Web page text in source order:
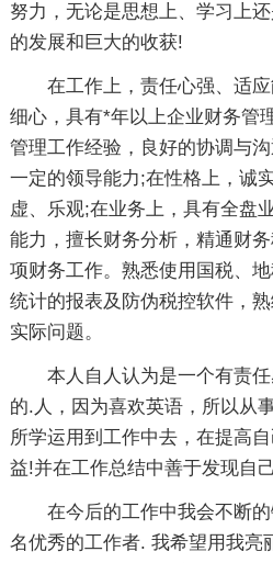
努力，无论是思想上、学习上
的发展和巨大的收获!
在工作上，责任心强、适
细心，具有*年以上企业财务管
管理工作经验，良好的协调与
一定的领导能力;在性格上，诚
虚、乐观;在业务上，具有全盘
能力，擅长财务分析，精通财
项财务工作。熟悉使用国税、
统计的报表及防伪税控软件，
实际问题。
本人自人认为是一个有责
的.人，因为喜欢英语，所以从
所学运用到工作中去，在提高
益!并在工作总结中善于发现自
在今后的工作中我会不断
名优秀的工作者. 我希望用我亮